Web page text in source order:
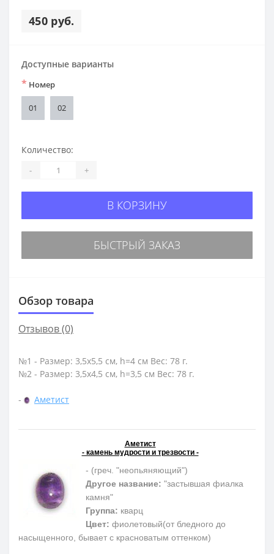
450 руб.
Доступные варианты
* Номер
01 02
Количество:
- +
В КОРЗИНУ
БЫСТРЫЙ ЗАКАЗ
Обзор товара
Отзывов (0)
№1 - Размер: 3,5х5,5 см, h=4 см Вес: 78 г.
№2 - Размер: 3,5х4,5 см, h=3,5 см Вес: 78 г.
- Аметист
Аметист
- камень мудрости и трезвости -
- (греч. "неопьяняющий")
Другое название: "застывшая фиалка
камня"
Группа: кварц
Цвет: фиолетовый(от бледного до
насыщенного, бывает с красноватым оттенком)